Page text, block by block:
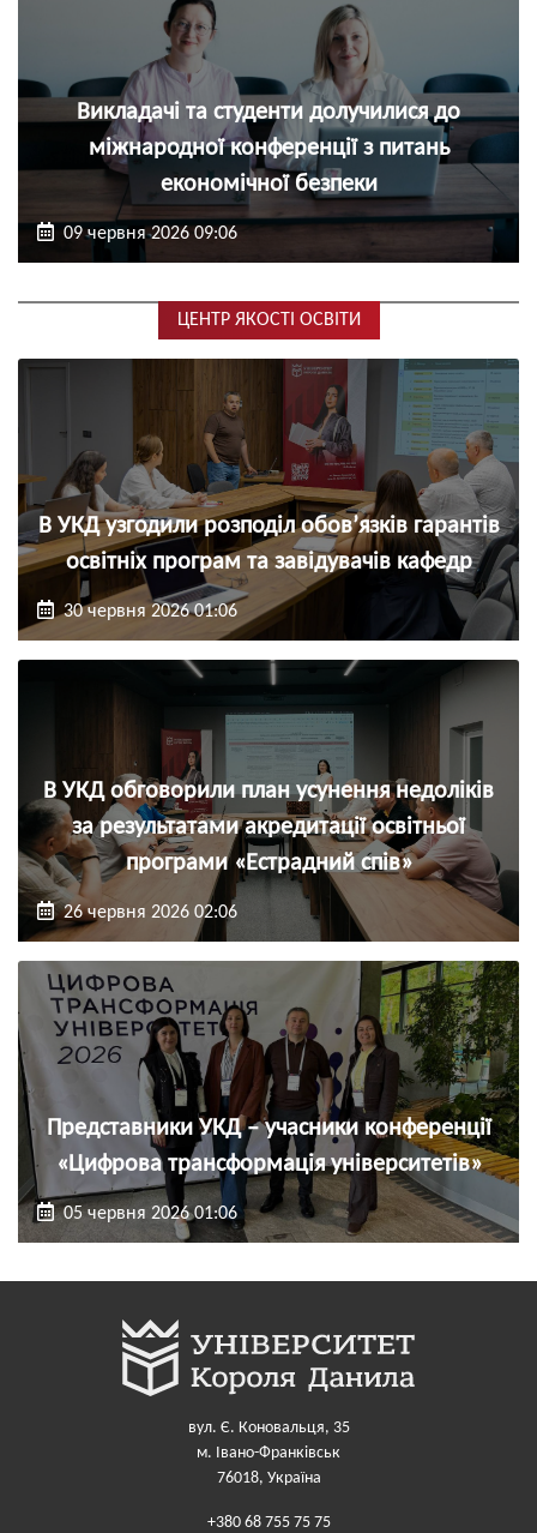
Викладачі та студенти долучилися до
міжнародної конференції з питань
економічної безпеки
09 червня 2026 09:06
ЦЕНТР ЯКОСТІ ОСВІТИ
В УКД узгодили розподіл обов’язків гарантів
освітніх програм та завідувачів кафедр
30 червня 2026 01:06
В УКД обговорили план усунення недоліків
за результатами акредитації освітньої
програми «Естрадний спів»
26 червня 2026 02:06
Представники УКД – учасники конференції
«Цифрова трансформація університетів»
05 червня 2026 01:06
вул. Є. Коновальця, 35
м. Івано-Франківськ
76018, Україна
+380 68 755 75 75